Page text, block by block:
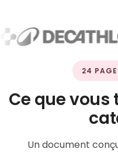
24
Ce que vous
Un document